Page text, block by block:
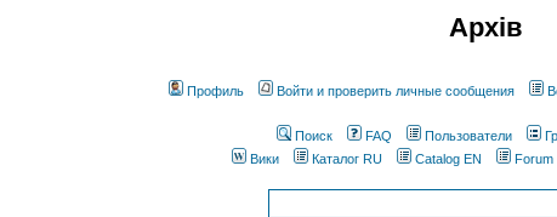
Архів
Профиль Войти и проверить личные сообщения
Поиск FAQ Пользователи
Вики
Каталог RU Catalog EN Forum